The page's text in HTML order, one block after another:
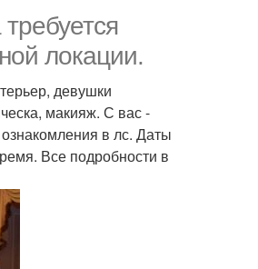
локации.
девушки
макияж. С вас -
в лс. Даты
Все подробности в